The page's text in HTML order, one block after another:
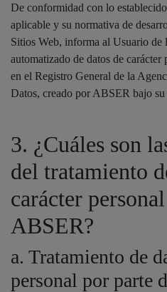
De conformidad con lo
aplicable y su normativa de
Sitios Web, informa al Usuario de
automatizado de datos de
en el Registro General de la
Datos, creado por ABSER bajo su
3. ¿Cuáles son
del tratamiento
carácter
ABSER?
a. Tratamiento de
personal por parte